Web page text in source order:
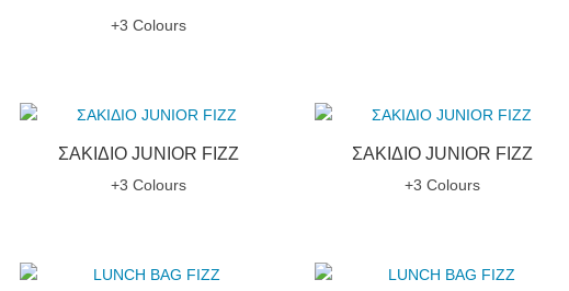
+3 Colours
ΣΑΚΙΔΙΟ JUNIOR FIZZ
+3 Colours
ΣΑΚΙΔΙΟ JUNIOR FIZZ
+3 Colours